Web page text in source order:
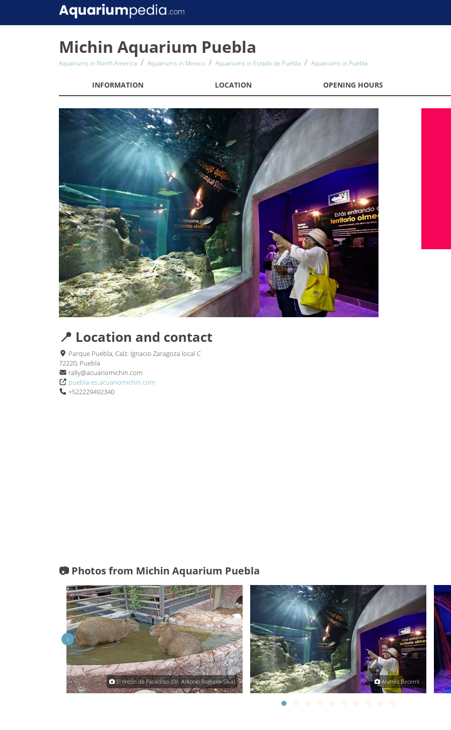
Michin Aquarium Puebla
Aquariums in North America Aquariums in Mexico Aquariums in Estado de Puebla Aquariums in Puebla
INFORMATION LOCATION OPENING HOURS
📍 Location and contact
Parque Puebla, Calz. Ignacio Zaragoza local C
72220, Puebla
rally@acuariomichin.com
puebla-es.acuariomichin.com
+522229492340
📷 Photos from Michin Aquarium Puebla
El rincón de Paracelso (Dr. Antonio Romero-Silva) Andrés Becerril
‹